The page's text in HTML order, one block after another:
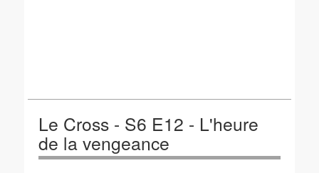
Le Cross - S6 E12 - L'heure
de la vengeance